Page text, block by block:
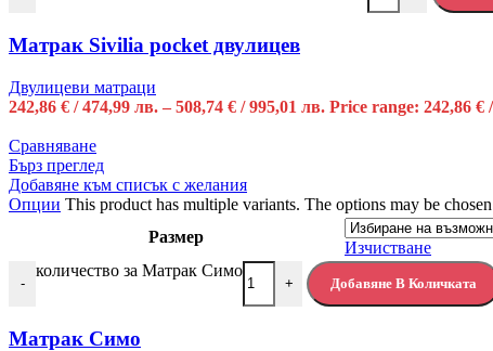
Матрак Sivilia pocket двулицев
Двулицеви матраци
242,86 € / 474,99 лв. – 508,74 € / 995,01 лв. Price range: 242,86 €
Сравняване
Бърз преглед
Добавяне към списък с желания
Опции This product has multiple variants. The options may be
Размер
Изчистване
-
количество за Матрак Симо
+ Добавяне В Количката
Матрак Симо